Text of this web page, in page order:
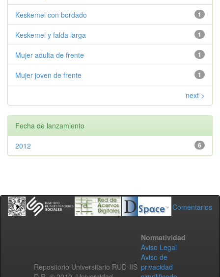
1
Keskemel con bordado
1
Keskemel y falda larga
1
Mujer adulta de frente
1
Mujer joven de frente
next >
Fecha de lanzamiento
6
2012
Comentarios
Repositorio Universitario RUD-IIS
Normatividad
Aviso Legal
Aviso de
privacidad